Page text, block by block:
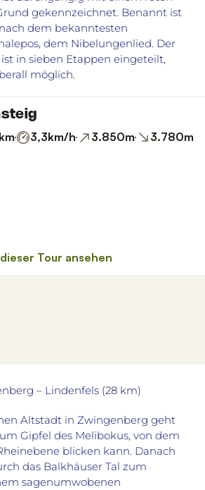
gekennzeichnet. Benannt ist
dem bekanntesten
dem Nibelungenlied. Der
in sieben Etappen eingeteilt,
möglich.
– Lindenfels (28 km)
Altstadt in Zwingenberg geht
Gipfel des Melibokus, von dem
blicken kann. Danach
das Balkhäuser Tal zum
sagenumwobenen